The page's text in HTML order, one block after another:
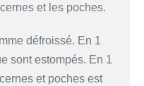
et les poches.
défroissé. En 1
sont estompés. En 1
et poches est